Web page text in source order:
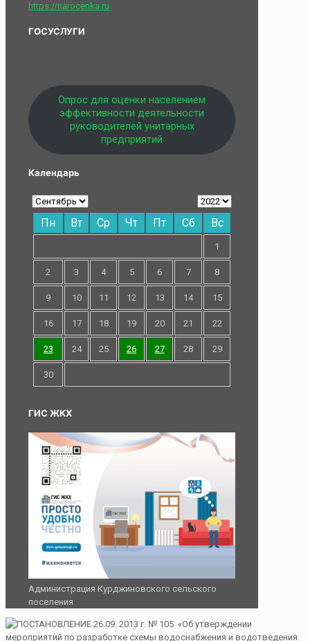
https://narocenka.ru
ГОСУСЛУГИ
Опрос для оценки населением
эффективности деятельности
руководителей унитарных
предприятий
Календарь
Пн Вт Ср Чт Пт Сб Вс
1
2 3 4 5 6 7 8
9 10 11 12 13 14 15
16 17 18 19 20 21 22
23 24 25 26 27 28 29
30
ГИС ЖКХ
Администрация Курджиновского сельского
поселения